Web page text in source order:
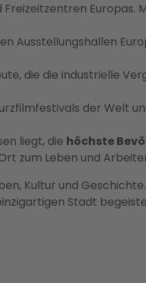
Europas.
Ausstellungshallen
die die industrielle
der Welt
liegt, die höchste
zum Leben und
Kultur und
Stadt